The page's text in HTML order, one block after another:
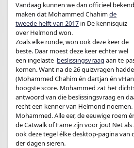
Vandaag kunnen we dan officieel bekend
maken dat Mohammed Chahimde
tweede helft van 2017 in De kennisquiz
over Helmond won.
Zoals elke ronde, won ook deze keer de
beste. Daar moest deze keer echter wel
een ingelaste beslissingsvraag aan te
komen. Want na de 26 quizvragen
(Mohammed Chahim én dartjan én
hoogste score. Mohammed zat het
antwoord van die beslissingsvraag en
recht een kenner van Helmond
Mohammed. Alle eer, de eeuwige roem
de Catwalk of Fame zijn voor jou! Net als
ook deze tegel élke desktop-pagina
der dagen sieren.